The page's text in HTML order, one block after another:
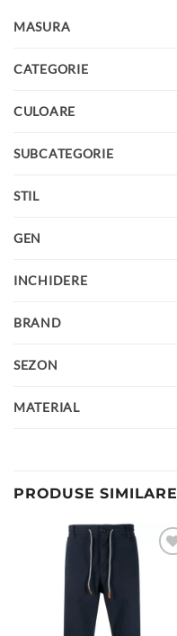
MASURA
CATEGORIE
CULOARE
SUBCATEGORIE
STIL
GEN
INCHIDERE
BRAND
SEZON
MATERIAL
PRODUSE SIMILARE